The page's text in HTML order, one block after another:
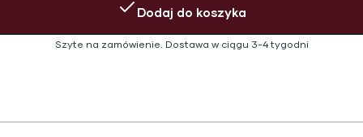
Dodaj do koszyka
Szyte na zamówienie. Dostawa w ciągu 3-4 tygodni